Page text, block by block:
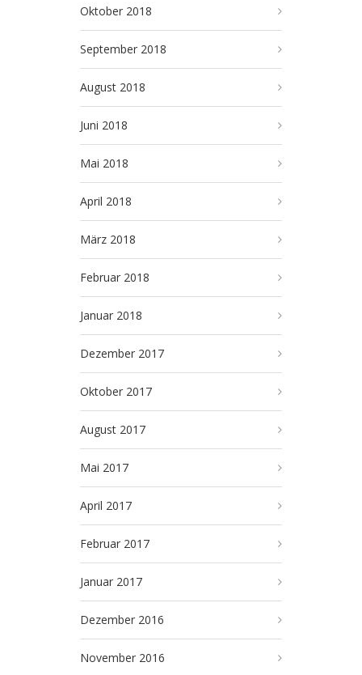
Oktober 2018
September 2018
August 2018
Juni 2018
Mai 2018
April 2018
März 2018
Februar 2018
Januar 2018
Dezember 2017
Oktober 2017
August 2017
Mai 2017
April 2017
Februar 2017
Januar 2017
Dezember 2016
November 2016